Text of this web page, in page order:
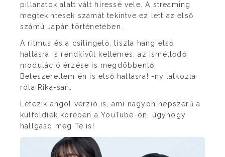
pillanatok alatt vált híressé vele. A streaming
megtekintések számát tekintve ez lett az első
számú Japán történetében.
A ritmus és a csilingelő, tiszta hang első
hallásra is rendkívül kellemes, az ismétlődő
moduláció érzése is megdöbbentő.
Beleszerettem én is első hallásra! -nyilatkozta
róla Rika-san.
Létezik angol verzió is, ami nagyon népszerű a
külföldiek körében a YouTube-on, úgyhogy
hallgasd meg Te is!